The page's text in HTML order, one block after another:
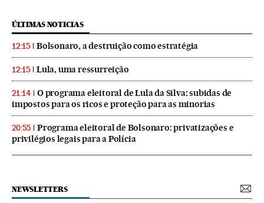
ÚLTIMAS NOTICIAS
12:15 Bolsonaro, a destruição como estratégia
12:15 Lula, uma ressurreição
21:14
O programa eleitoral de Lula da Silva: subidas de
impostos para os ricos e proteção para as minorias
20:55
Programa eleitoral de Bolsonaro: privatizações e
privilégios legais para a Polícia
NEWSLETTERS